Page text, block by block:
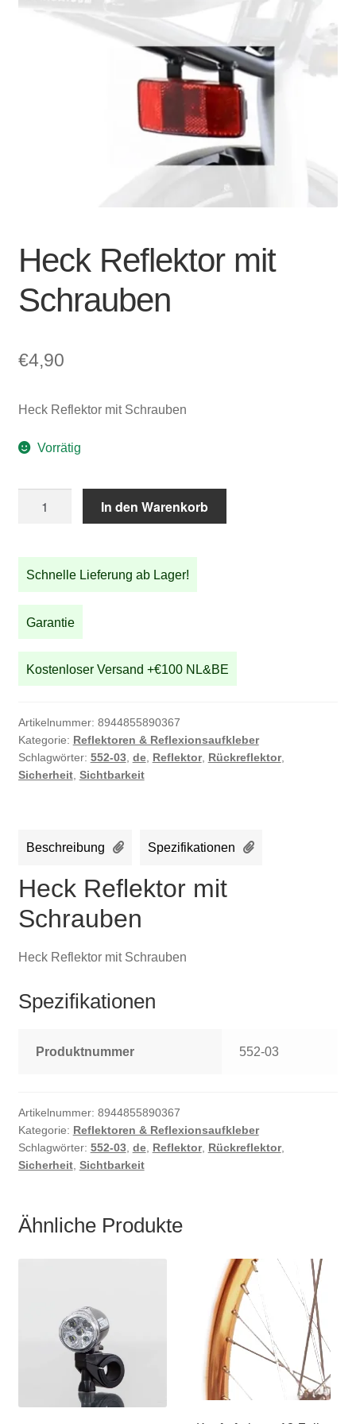
Heck Reflektor mit
Schrauben
€4,90
Heck Reflektor mit Schrauben
Vorrätig
Schrauben
Menge
In den Warenkorb
Schnelle Lieferung ab Lager!
Garantie
Kostenloser Versand +€100 NL&BE
Artikelnummer: 8944855890367
Kategorie: Reflektoren & Reflexionsaufkleber
Schlagwörter: 552-03, de, Reflektor, Rückreflektor,
Sicherheit, Sichtbarkeit
Beschreibung Spezifikationen
Heck Reflektor mit
Schrauben
Heck Reflektor mit Schrauben
Spezifikationen
Produktnummer 552-03
Artikelnummer: 8944855890367
Kategorie: Reflektoren & Reflexionsaufkleber
Schlagwörter: 552-03, de, Reflektor, Rückreflektor,
Sicherheit, Sichtbarkeit
Ähnliche Produkte